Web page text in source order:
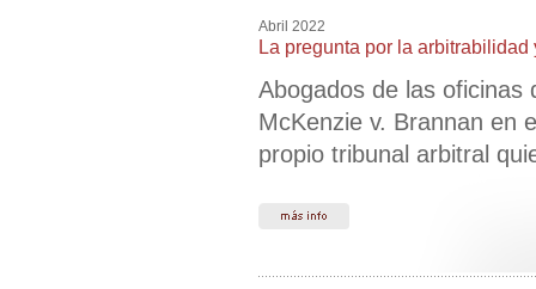
Abril 2022
La pregunta por la
Abogados de las oficinas
McKenzie v. Brannan en
propio tribunal arbitral